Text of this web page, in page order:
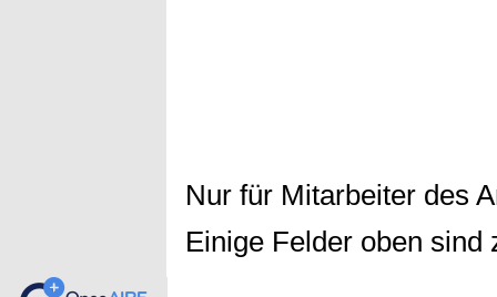
Nur für Mitarbeiter des
Einige Felder oben